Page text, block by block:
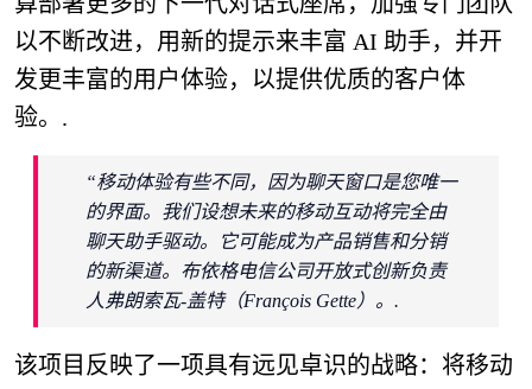
以不断改进，用新的提示来丰富 AI 助手，并开
发更丰富的用户体验，以提供优质的客户体
验。.
“移动体验有些不同，因为聊天窗口是您唯一
的界面。我们设想未来的移动互动将完全由
聊天助手驱动。它可能成为产品销售和分销
的新渠道。布依格电信公司开放式创新负责
人弗朗索瓦-盖特（François Gette）。.
该项目反映了一项具有远见卓识的战略：将移动